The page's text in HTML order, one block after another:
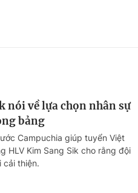
nói về lựa chọn nhân sự
bảng
Campuchia giúp tuyển Việt
HLV Kim Sang Sik cho rằng đội
cải thiện.